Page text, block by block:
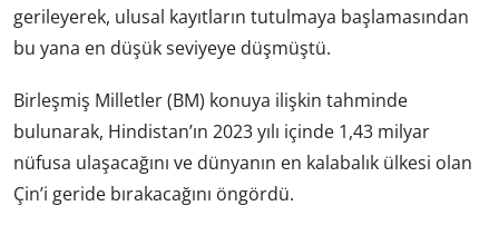
gerileyerek, ulusal kayıtların tutulmaya başlamasından
bu yana en düşük seviyeye düşmüştü.
Birleşmiş Milletler (BM) konuya ilişkin tahminde
bulunarak, Hindistan’ın 2023 yılı içinde 1,43 milyar
nüfusa ulaşacağını ve dünyanın en kalabalık ülkesi olan
Çin’i geride bırakacağını öngördü.